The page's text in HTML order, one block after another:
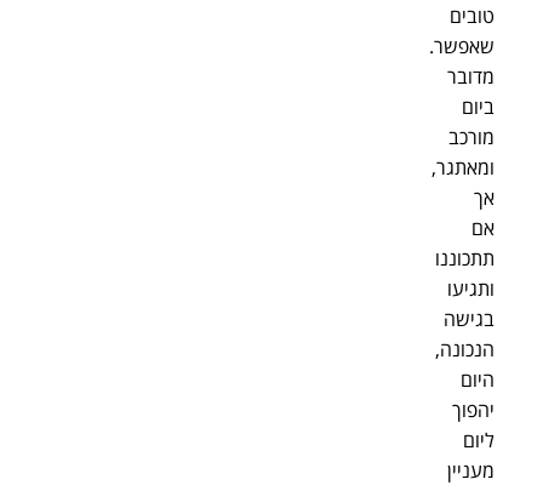
טובים
שאפשר.
מדובר
ביום
מורכב
ומאתגר,
אך
אם
תתכוננו
ותגיעו
בגישה
הנכונה,
היום
יהפוך
ליום
מעניין